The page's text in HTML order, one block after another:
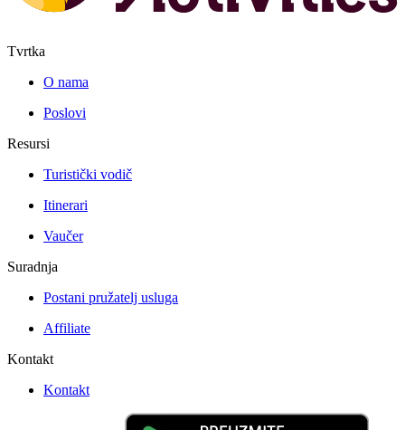
Tvrtka
O nama
Poslovi
Resursi
Turistički vodič
Itinerari
Vaučer
Suradnja
Postani pružatelj usluga
Affiliate
Kontakt
Kontakt